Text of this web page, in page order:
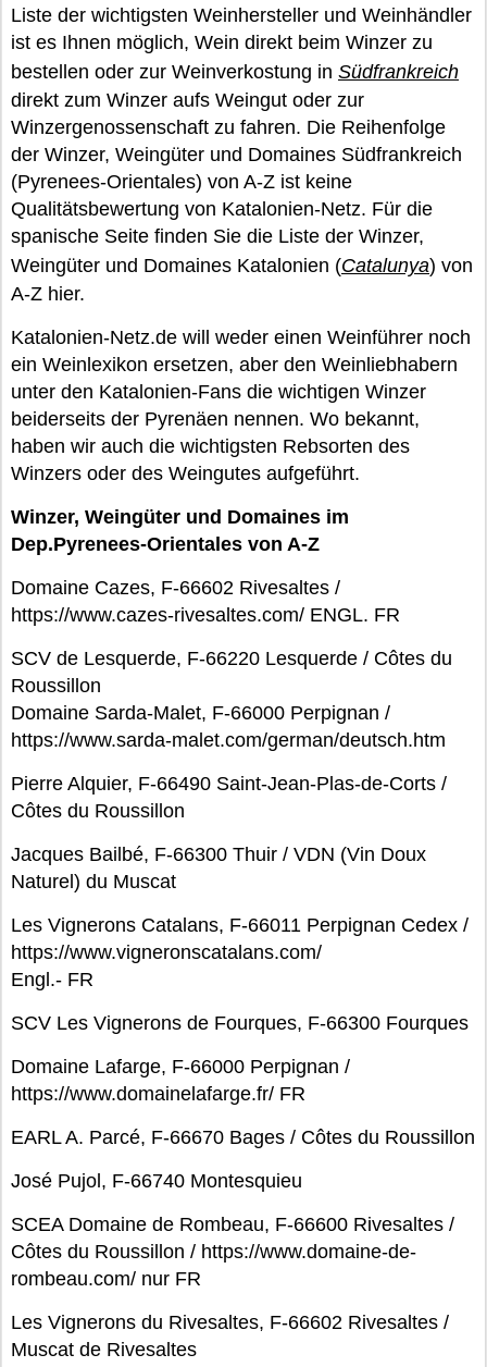
Liste der wichtigsten Weinhersteller und Weinhändler
ist es Ihnen möglich, Wein direkt beim Winzer zu
bestellen oder zur Weinverkostung in Südfrankreich
direkt zum Winzer aufs Weingut oder zur
Winzergenossenschaft zu fahren. Die Reihenfolge
der Winzer, Weingüter und Domaines Südfrankreich
(Pyrenees-Orientales) von A-Z ist keine
Qualitätsbewertung von Katalonien-Netz. Für die
spanische Seite finden Sie die Liste der Winzer,
Weingüter und Domaines Katalonien (Catalunya) von
A-Z hier.
Katalonien-Netz.de will weder einen Weinführer noch
ein Weinlexikon ersetzen, aber den Weinliebhabern
unter den Katalonien-Fans die wichtigen Winzer
beiderseits der Pyrenäen nennen. Wo bekannt,
haben wir auch die wichtigsten Rebsorten des
Winzers oder des Weingutes aufgeführt.
Winzer, Weingüter und Domaines im
Dep.Pyrenees-Orientales von A-Z
Domaine Cazes, F-66602 Rivesaltes /
https://www.cazes-rivesaltes.com/ ENGL. FR
SCV de Lesquerde, F-66220 Lesquerde / Côtes du
Roussillon
Domaine Sarda-Malet, F-66000 Perpignan /
https://www.sarda-malet.com/german/deutsch.htm
Pierre Alquier, F-66490 Saint-Jean-Plas-de-Corts /
Côtes du Roussillon
Jacques Bailbé, F-66300 Thuir / VDN (Vin Doux
Naturel) du Muscat
Les Vignerons Catalans, F-66011 Perpignan Cedex /
https://www.vigneronscatalans.com/
Engl.- FR
SCV Les Vignerons de Fourques, F-66300 Fourques
Domaine Lafarge, F-66000 Perpignan /
https://www.domainelafarge.fr/ FR
EARL A. Parcé, F-66670 Bages / Côtes du Roussillon
José Pujol, F-66740 Montesquieu
SCEA Domaine de Rombeau, F-66600 Rivesaltes /
Côtes du Roussillon / https://www.domaine-de-
rombeau.com/ nur FR
Les Vignerons du Rivesaltes, F-66602 Rivesaltes /
Muscat de Rivesaltes